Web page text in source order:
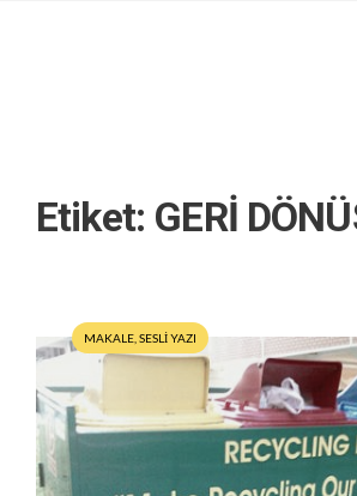
Etiket: GERİ
MAKALE SESLİ YAZI